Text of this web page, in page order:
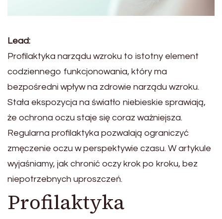
Lead:
Profilaktyka narządu wzroku to istotny element
codziennego funkcjonowania, który ma
bezpośredni wpływ na zdrowie narządu wzroku.
Stała ekspozycja na światło niebieskie sprawiają,
że ochrona oczu staje się coraz ważniejsza.
Regularna profilaktyka pozwalają ograniczyć
zmęczenie oczu w perspektywie czasu. W artykule
wyjaśniamy, jak chronić oczy krok po kroku, bez
niepotrzebnych uproszczeń.
Profilaktyka